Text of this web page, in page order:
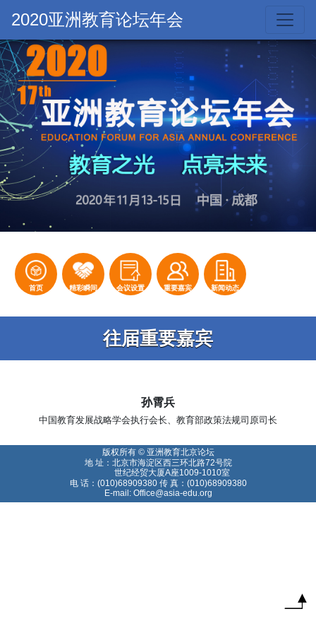
2020亚洲教育论坛年会
首页 精彩瞬间 会议设置 重要嘉宾 新闻动态
往届重要嘉宾
孙霄兵
中国教育发展战略学会执行会长、教育部政策法规司原司长
版权所有 © 亚洲教育北京论坛
地 址：北京市海淀区西三环北路72号院
世纪经贸大厦A座1009-1010室
电 话：(010)68909380 传 真：(010)68909380
E-mail: Office@asia-edu.org